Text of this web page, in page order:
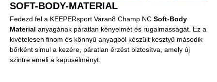
SOFT-BODY-MATERIAL
Fedezd fel a KEEPERsport Varan8 Champ NC Soft-Body
Material anyagának páratlan kényelmét és rugalmasságát. Ez a
kivételesen finom és könnyű anyagból készült kesztyű második
bőrként simul a kezére, páratlan érzést biztosítva, amely új
szintre emeli a kapusélményt.